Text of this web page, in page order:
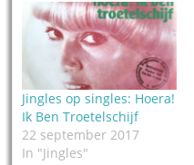
Jingles op singles: Hoera!
Ik Ben Troetelschijf
22 september 2017
In "Jingles"